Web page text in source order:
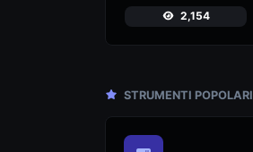
2,154
STRUMENTI POPOLARI